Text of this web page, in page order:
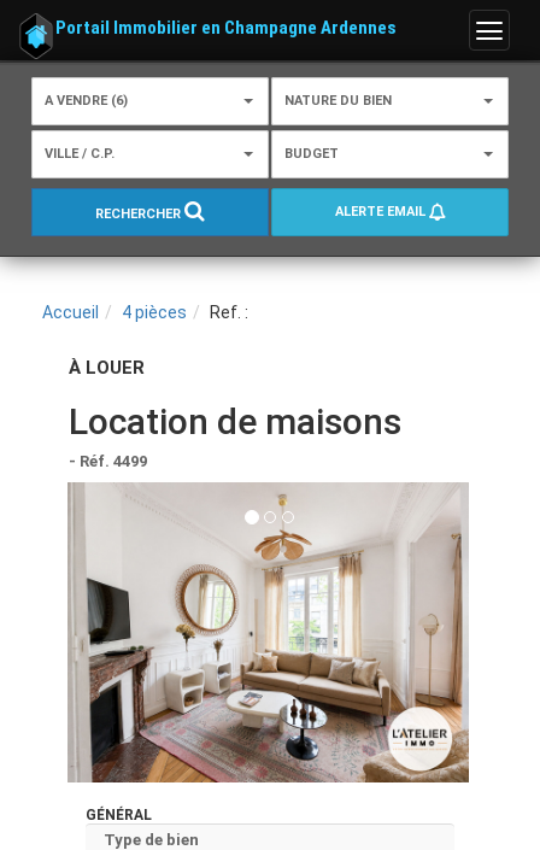
Menu
Portail Immobilier en Champagne Ardennes
A VENDRE (6) NATURE DU BIEN
VILLE / C.P. BUDGET
RECHERCHER ALERTE EMAIL
Accueil 4 pièces Ref. :
À LOUER
Location de maisons
- Réf. 4499
GÉNÉRAL
Type de bien